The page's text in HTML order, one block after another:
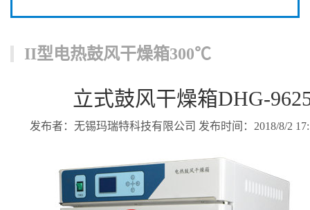
II型电热鼓风干燥箱300℃
立式鼓风干燥箱DHG-
发布者：无锡玛瑞特科技有限公司 发布时间：2018/8/2